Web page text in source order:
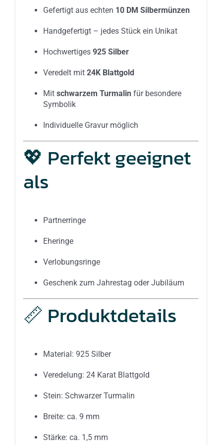
Gefertigt aus echten 10 DM Silbermünzen
Handgefertigt – jedes Stück ein Unikat
Hochwertiges 925 Silber
Veredelt mit 24K Blattgold
Mit schwarzem Turmalin für besondere
Symbolik
Individuelle Gravur möglich
💖 Perfekt geeignet
als
Partnerringe
Eheringe
Verlobungsringe
Geschenk zum Jahrestag oder Jubiläum
📏 Produktdetails
Material: 925 Silber
Veredelung: 24 Karat Blattgold
Stein: Schwarzer Turmalin
Breite: ca. 9 mm
Stärke: ca. 1,5 mm